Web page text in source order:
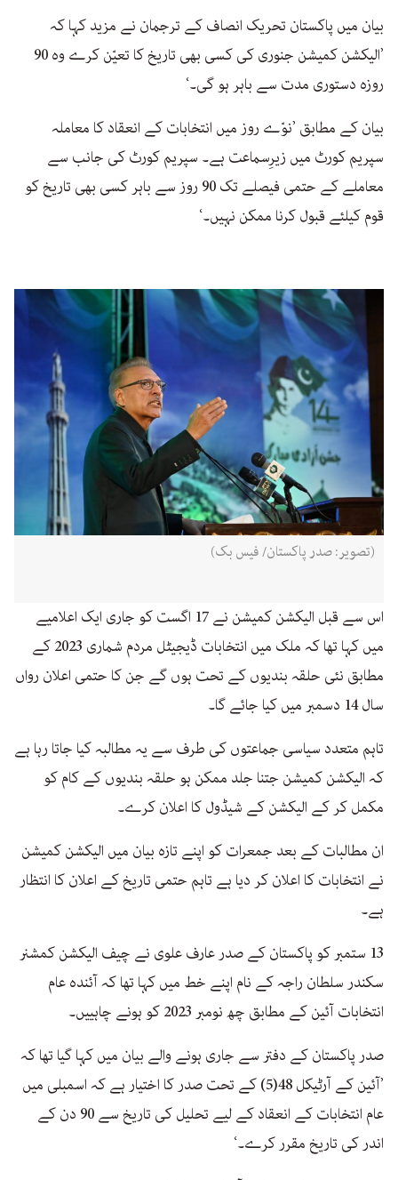
بیان میں پاکستان تحریک انصاف کے ترجمان نے مزید کہا کہ
’الیکشن کمیشن جنوری کی کسی بھی تاریخ کا تعیّن کرے وہ 90
روزہ دستوری مدت سے باہر ہو گی۔‘
بیان کے مطابق ’نوّے روز میں انتخابات کے انعقاد کا معاملہ
سپریم کورٹ میں زیرِسماعت ہے۔ سپریم کورٹ کی جانب سے
معاملے کے حتمی فیصلے تک 90 روز سے باہر کسی بھی تاریخ کو
قوم کیلئے قبول کرنا ممکن نہیں۔‘
(تصویر: صدر پاکستان/ فیس بک)
اس سے قبل الیکشن کمیشن نے 17 اگست کو جاری ایک اعلامیے
میں کہا تھا کہ ملک میں انتخابات ڈیجیٹل مردم شماری 2023 کے
مطابق نئی حلقہ بندیوں کے تحت ہوں گے جن کا حتمی اعلان رواں
سال 14 دسمبر میں کیا جائے گا۔
تاہم متعدد سیاسی جماعتوں کی طرف سے یہ مطالبہ کیا جاتا رہا ہے
کہ الیکشن کمیشن جتنا جلد ممکن ہو حلقہ بندیوں کے کام کو
مکمل کر کے الیکشن کے شیڈول کا اعلان کرے۔
ان مطالبات کے بعد جمعرات کو اپنے تازہ بیان میں الیکشن کمیشن
نے انتخابات کا اعلان کر دیا ہے تاہم حتمی تاریخ کے اعلان کا انتظار
ہے۔
13 ستمبر کو پاکستان کے صدر عارف علوی نے چیف الیکشن کمشنر
سکندر سلطان راجہ کے نام اپنے خط میں کہا تھا کہ آئندہ عام
انتخابات آئین کے مطابق چھ نومبر 2023 کو ہونے چاہییں۔
صدر پاکستان کے دفتر سے جاری ہونے والے بیان میں کہا گیا تھا کہ
’آئین کے آرٹیکل 48(5) کے تحت صدر کا اختیار ہے کہ اسمبلی میں
عام انتخابات کے انعقاد کے لیے تحلیل کی تاریخ سے 90 دن کے
اندر کی تاریخ مقرر کرے۔‘